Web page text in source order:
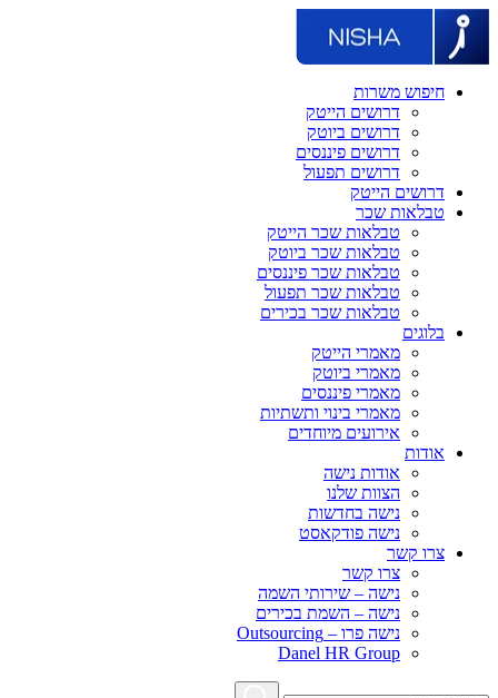
חיפוש משרות
דרושים הייטק
דרושים ביוטק
דרושים פיננסים
דרושים תפעול
דרושים הייטק
טבלאות שכר
טבלאות שכר הייטק
טבלאות שכר ביוטק
טבלאות שכר פיננסים
טבלאות שכר תפעול
טבלאות שכר בכירים
בלוגים
מאמרי הייטק
מאמרי ביוטק
מאמרי פיננסים
מאמרי בינוי ותשתיות
אירועים מיוחדים
אודות
אודות נישה
הצוות שלנו
נישה בחדשות
נישה פודקאסט
צרו קשר
צרו קשר
נישה – שירותי השמה
נישה – השמת בכירים
נישה פרו – Outsourcing
Danel HR Group